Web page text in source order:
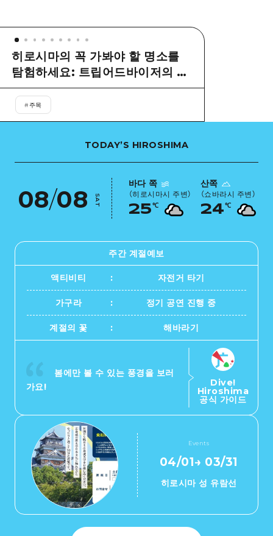
쇼핑
스포츠
나이트 라이프
기준
역사/문화
치유
아키(安芸)
빈고(備後)
비북(備北)
미야지마(宮島) 주변
야마구치(山口)현 동부
당일치기
반나절
1박 2일
2박 3일
비북(備北)
시마네(島根)현
유용한 정보
목록
접근
시설 혼잡 상황
히로시마 OMOTENASHI 패스
수하물 보관 및 배송 서비스
HIROSHIMA FREE Wi-Fi
자원봉사 가이드
히로시마현내 매력을 동영상으로 소개!
자주 묻는 질문
사진 다운로드
재해가 발생했을 때의 교통 정보
HOME
뉴스
TODAY’S HIROSHIMA
08/08 SAT
바다 쪽
（히로시마시 주변）
25℃
산쪽
（쇼바라시 주변）
24℃
주간 계절예보
액티비티 자전거 타기
가구라 정기 공연 진행 중
계절의 꽃 해바라기
봄에만 볼 수 있는 풍경을 보러
가요!
Dive!
Hiroshima
공식 가이드
Events
04/01→ 03/31
히로시마 성 유람선
히로시마의 꼭 가봐야 할 명소를
탐험하세요: 트립어드바이저의 최
고의 추천!
#주목